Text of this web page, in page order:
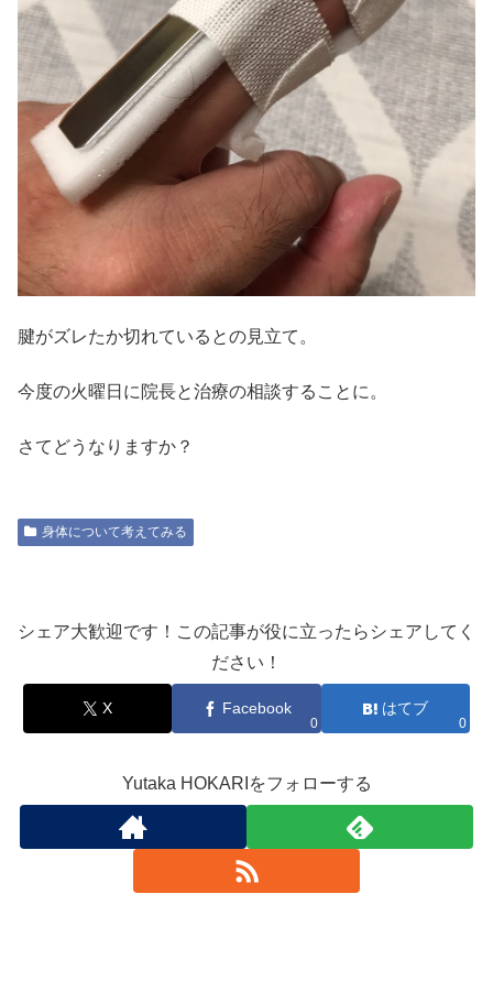
腱がズレたか切れているとの見立て。
今度の火曜日に院長と治療の相談することに。
さてどうなりますか？
身体について考えてみる
シェア大歓迎です！この記事が役に立ったらシェアしてく
ださい！
X Facebook
0
はてブ
0
Yutaka HOKARIをフォローする